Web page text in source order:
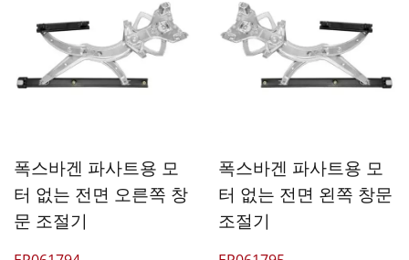
폭스바겐 파사트용 모
터 없는 전면 오른쪽 창
문 조절기
폭스바겐 파사트용 모
터 없는 전면 왼쪽 창문
조절기